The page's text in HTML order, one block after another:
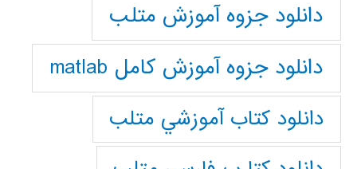
دانلود جزوه آموزش متلب
دانلود جزوه آموزش کامل matlab
دانلود كتاب آموزشي متلب